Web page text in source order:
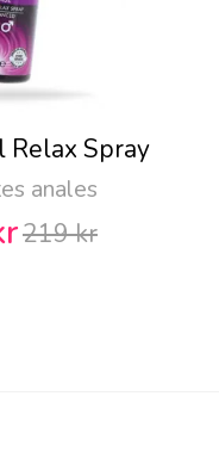
Relax Spray
anales
219 kr